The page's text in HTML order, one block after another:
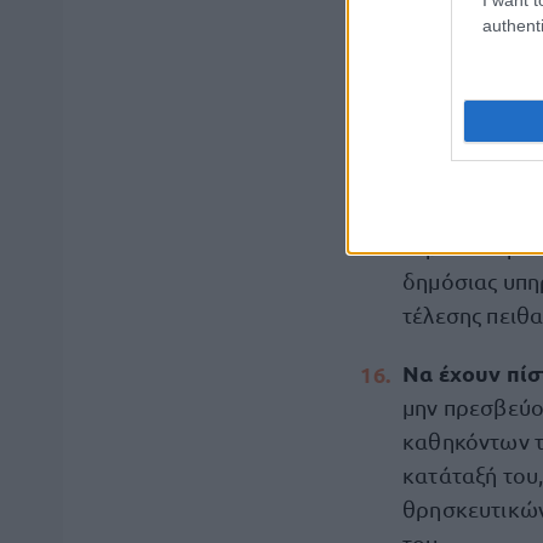
ιδρύματος
Να μην
Να μην
περίπτωση
δημόσιας
τέλεσης
Να έχουν
μην
καθηκόντων
κατάταξή